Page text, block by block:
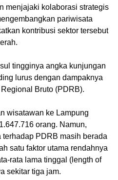
menjajaki kolaborasi strategis
pariwisata
kontribusi sektor tersebut
tingginya angka kunjungan
lurus dengan dampaknya
Bruto (PDRB).
wisatawan ke Lampung
orang. Namun,
PDRB masih berada
satu faktor utama rendahnya
rata lama tinggal (length of
sekitar tiga jam.